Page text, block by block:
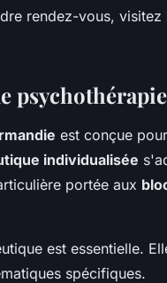
rendez-vous, visitez
est conçue
individualisée
portée aux
est essentielle.
spécifiques.